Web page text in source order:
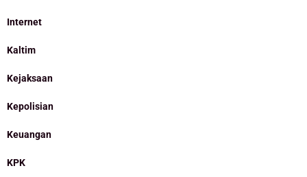
Internet
Kaltim
Kejaksaan
Kepolisian
Keuangan
KPK